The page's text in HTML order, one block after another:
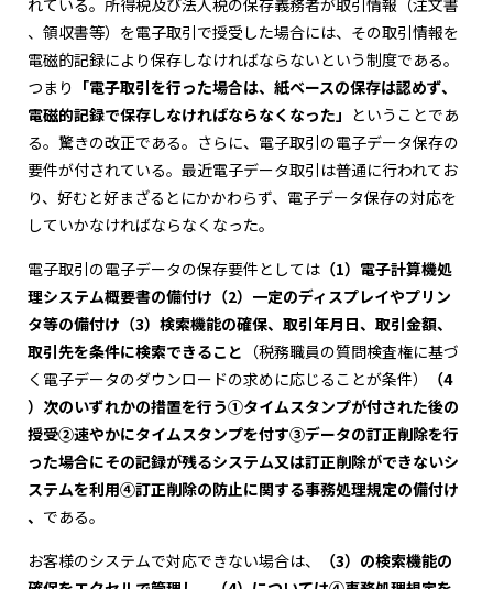
れている。所得税及び法人税の保存義務者が取引情報（注文書
、領収書等）を電子取引で授受した場合には、その取引情報を
電磁的記録により保存しなければならないという制度である。
つまり 「電子取引を行った場合は、紙ベースの保存は認めず、
電磁的記録で保存しなければならなくなった」 ということであ
る。驚きの改正である。さらに、電子取引の電子データ保存の
要件が付されている。最近電子データ取引は普通に行われてお
り、好むと好まざるとにかかわらず、電子データ保存の対応を
していかなければならなくなった。
電子取引の電子データの保存要件としては （1）電子計算機処
理システム概要書の備付け（2）一定のディスプレイやプリン
タ等の備付け（3）検索機能の確保、取引年月日、取引金額、
取引先を条件に検索できること （税務職員の質問検査権に基づ
く電子データのダウンロードの求めに応じることが条件）
（4
）次のいずれかの措置を行う①タイムスタンプが付された後の
授受②速やかにタイムスタンプを付す③データの訂正削除を行
った場合にその記録が残るシステム又は訂正削除ができないシ
ステムを利用④訂正削除の防止に関する事務処理規定の備付け
、 である。
お客様のシステムで対応できない場合は、
（3）の検索機能の